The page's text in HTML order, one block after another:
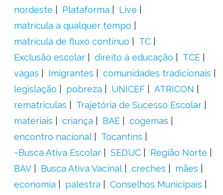
nordeste
Plataforma
Live
matrícula a qualquer tempo
matrícula de fluxo contínuo
TC
Exclusão escolar
direito à educação
TCE
vagas
Imigrantes
comunidades tradicionais
legislação
pobreza UNICEF
ATRICON
rematrículas
Trajetória de Sucesso Escolar
materiais
criança BAE
cogemas
encontro nacional
Tocantins
~Busca Ativa Escolar
SEDUC
Região Norte
BAV
Busca Ativa Vacinal creches
mães
economia
palestra Conselhos Municipais